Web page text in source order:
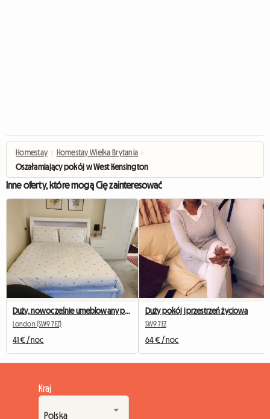
Homestay › Homestay Wielka Brytania ›
Oszałamiający pokój w West Kensington
Inne oferty, które mogą Cię zainteresować
Duży, nowocześnie umeblowany pokój do wynajęcia
London (SW9 7EZ)
41 € / noc
Duży pokój i przestrzeń życiowa
SW9 7EZ
64 € / noc
Kraj